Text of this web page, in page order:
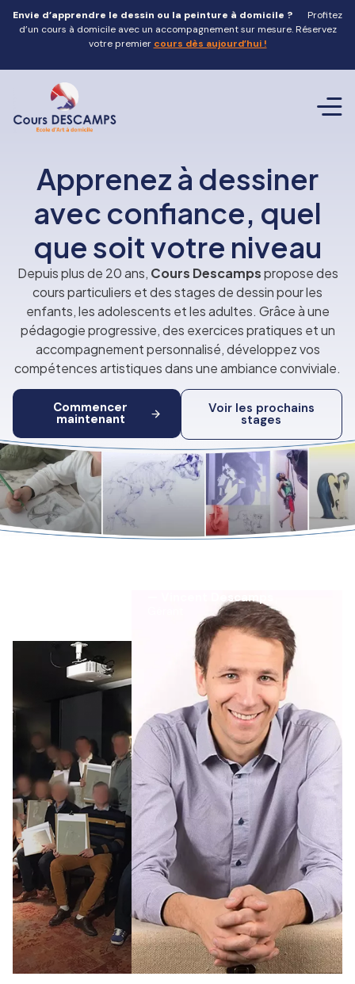
Envie d’apprendre le dessin ou la peinture à domicile ?
Profitez
d’un cours à domicile avec un accompagnement sur mesure. Réservez
votre premier cours dès aujourd’hui !
Apprenez à dessiner
avec confiance, quel
que soit votre niveau
Depuis plus de 20 ans, Cours Descampspropose des
cours particuliers et des stages de dessin pour les
enfants, les adolescents et les adultes. Grâce à une
pédagogie progressive, des exercices pratiques et un
accompagnement personnalisé, développez vos
compétences artistiques dans une ambiance conviviale.
Commencer
maintenant
Voir les prochains
stages
— Vincent Descamps